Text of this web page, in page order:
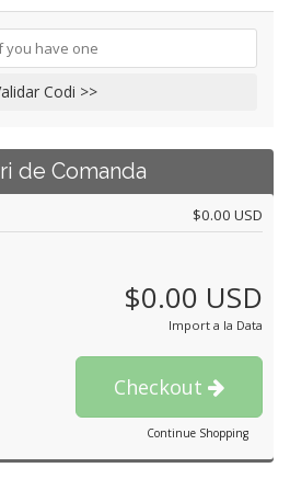
Codi >>
de Comanda
$0.00 USD
$0.00 USD
Import a la Data
Checkout
Continue Shopping